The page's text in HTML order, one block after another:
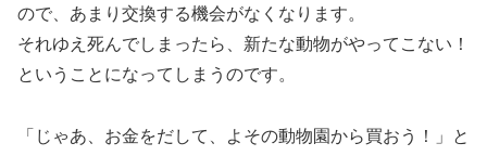
ので、あまり交換する機会がなくなります。
それゆえ死んでしまったら、新たな動物がやってこない！
ということになってしまうのです。
「じゃあ、お金をだして、よその動物園から買おう！」と